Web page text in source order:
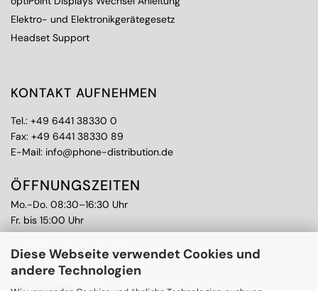
Diese Webseite verwendet Cookies und
andere Technologien
Elektro- und Elektronikgerätegesetz
Headset Support
KONTAKT AUFNEHMEN
Tel.: +49 6441 38330 0
Fax: +49 6441 38330 89
E-Mail: info@phone-distribution.de
ÖFFNUNGSZEITEN
Mo.-Do. 08:30–16:30 Uhr
Fr. bis 15:00 Uhr
WEITERE THEMEN
Ankauf
CPS Garantie